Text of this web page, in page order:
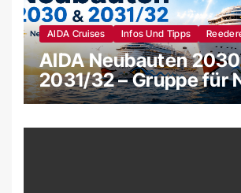
AIDA Cruises Infos Und Tipps
AIDA Neubauten
2031/32 – Gruppe für
und Gerüchte